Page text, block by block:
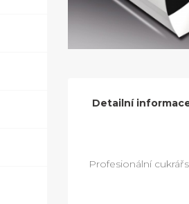
Detailní
Profesionální